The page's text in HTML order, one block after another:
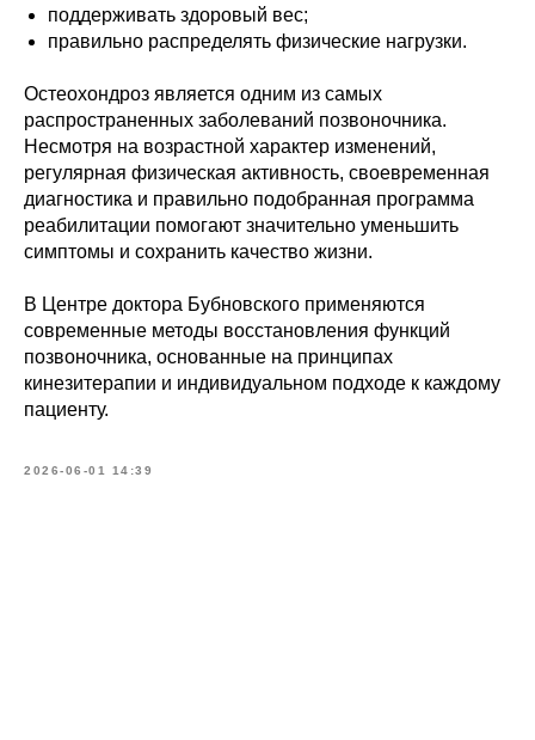
поддерживать здоровый вес;
правильно распределять физические нагрузки.
Остеохондроз является одним из самых
распространенных заболеваний позвоночника.
Несмотря на возрастной характер изменений,
регулярная физическая активность, своевременная
диагностика и правильно подобранная программа
реабилитации помогают значительно уменьшить
симптомы и сохранить качество жизни.
В Центре доктора Бубновского применяются
современные методы восстановления функций
позвоночника, основанные на принципах
кинезитерапии и индивидуальном подходе к каждому
пациенту.
2026-06-01 14:39